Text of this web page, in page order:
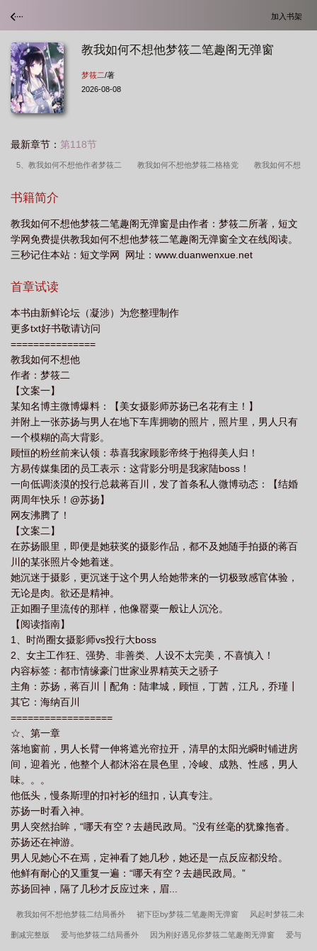
加入书架
教我如何不想他梦筱二笔趣阁无弹窗
梦筱二/著
2026-08-08
最新章节： 第118节
5、教我如何不想他作者梦筱二 教我如何不想他梦筱二格格党 教我如何不想
书籍简介
教我如何不想他梦筱二笔趣阁无弹窗是由作者：梦筱二所著，短文
学网免费提供教我如何不想他梦筱二笔趣阁无弹窗全文在线阅读。
三秒记住本站：短文学网 网址：www.duanwenxue.net
首章试读
本书由新鲜论坛（凝涉）为您整理制作
更多txt好书敬请访问
===============
教我如何不想他
作者：梦筱二
【文案一】
某知名博主微博爆料：【美女摄影师苏扬已名花有主！】
并附上一张苏扬与男人在地下车库拥吻的照片，照片里，男人只有
一个模糊的高大背影。
顾恒的粉丝前来认领：恭喜我家顾影帝终于抱得美人归！
方易传媒集团的员工表示：这背影分明是我家陆boss！
一向低调淡漠的投行总裁蒋百川，发了首条私人微博动态：【结婚
两周年快乐！@苏扬】
网友沸腾了！
【文案二】
在苏扬眼里，即便是她获奖的摄影作品，都不及她随手拍摄的蒋百
川的某张照片令她着迷。
她沉迷于摄影，更沉迷于这个男人给她带来的一切极致感官体验，
无论是肉。欲还是精神。
正如圈子里流传的那样，他像罂粟一般让人沉沦。
【阅读指南】
1、时尚圈女摄影师vs投行大boss
2、女主工作狂、强势、非善类、人设不太完美，不喜慎入！
内容标签：都市情缘豪门世家业界精英天之骄子
主角：苏扬，蒋百川┃配角：陆聿城，顾恒，丁茜，江凡，乔瑾┃
其它：海纳百川
==================
☆、第一章
落地窗前，男人长臂一伸将遮光帘拉开，清早的太阳光瞬时铺进房
间，迎着光，他整个人都沐浴在晨色里，冷峻、成熟、性感，男人
味。。。
他低头，慢条斯理的扣衬衫的纽扣，认真专注。
苏扬一时看入神。
男人突然抬眸，“哪天有空？去趟民政局。”没有丝毫的犹豫拖沓。
苏扬还在神游。
男人见她心不在焉，定神看了她几秒，她还是一点反应都没给。
他鲜有耐心的又重复一遍：“哪天有空？去趟民政局。”
苏扬回神，隔了几秒才反应过来，眉...
教我如何不想他梦筱二结局番外 裙下臣by梦筱二笔趣阁无弹窗 风起时梦筱二未
删减完整版 爱与他梦筱二结局番外 因为刚好遇见你梦筱二笔趣阁无弹窗 爱与